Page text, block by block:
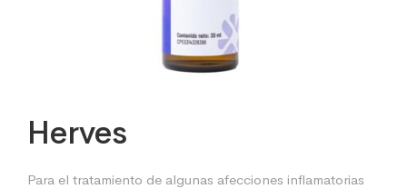
Herves
Para el tratamiento de algunas afecciones inflamatorias